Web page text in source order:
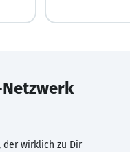
Netzwerk
der wirklich zu Dir